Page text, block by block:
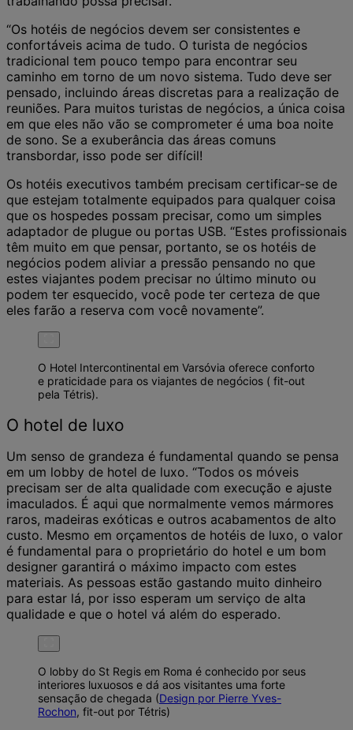
“Os hotéis de negócios devem ser consistentes e
confortáveis acima de tudo. O turista de negócios
tradicional tem pouco tempo para encontrar seu
caminho em torno de um novo sistema. Tudo deve ser
pensado, incluindo áreas discretas para a realização de
reuniões. Para muitos turistas de negócios, a única coisa
em que eles não vão se comprometer é uma boa noite
de sono. Se a exuberância das áreas comuns
transbordar, isso pode ser difícil!
Os hotéis executivos também precisam certificar-se de
que estejam totalmente equipados para qualquer coisa
que os hospedes possam precisar, como um simples
adaptador de plugue ou portas USB. “Estes profissionais
têm muito em que pensar, portanto, se os hotéis de
negócios podem aliviar a pressão pensando no que
estes viajantes podem precisar no último minuto ou
podem ter esquecido, você pode ter certeza de que
eles farão a reserva com você novamente”.
O Hotel Intercontinental em Varsóvia oferece conforto
e praticidade para os viajantes de negócios ( fit-out
pela Tétris).
O hotel de luxo
Um senso de grandeza é fundamental quando se pensa
em um lobby de hotel de luxo. “Todos os móveis
precisam ser de alta qualidade com execução e ajuste
imaculados. É aqui que normalmente vemos mármores
raros, madeiras exóticas e outros acabamentos de alto
custo. Mesmo em orçamentos de hotéis de luxo, o valor
é fundamental para o proprietário do hotel e um bom
designer garantirá o máximo impacto com estes
materiais. As pessoas estão gastando muito dinheiro
para estar lá, por isso esperam um serviço de alta
qualidade e que o hotel vá além do esperado.
O lobby do St Regis em Roma é conhecido por seus
interiores luxuosos e dá aos visitantes uma forte
sensação de chegada (Design por Pierre Yves-
Rochon, fit-out por Tétris)